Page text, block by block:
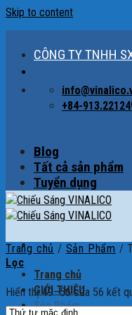
Skip to content
CÔNG TY TNHH
+84-
Blog
Tất cả sản phẩm
Tuyển dụng
Trang chủ
GIỚI THIỆU
Sản Phẩm
Trang chủ / Sản Phẩm /
Lọc
Hiển thị 49–56 của 56 kết